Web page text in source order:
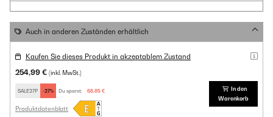
Auch in anderen Zuständen erhältlich
Kaufen Sie dieses Produkt in akzeptablem Zustand
254,99 € (inkl. MwSt.)
SALE27P -27% Du sparst: 68,85 €
Produktdatenblatt
In den
Warenkorb